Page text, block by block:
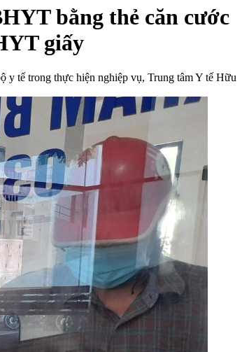
bằng thẻ căn cước
giấy
y tế trong thực hiện nghiệp vụ, Trung tâm Y tế Hữu